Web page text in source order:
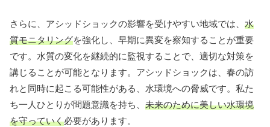
さらに、アシッドショックの影響を受けやすい地域では、 水
質モニタリングを強化し、早期に異変を察知することが重要
です。水質の変化を継続的に監視することで、適切な対策を
講じることが可能となります。アシッドショックは、春の訪
れと同時に起こる可能性がある、水環境への脅威です。私た
ち一人ひとりが問題意識を持ち、 未来のために美しい水環境
を守っていく必要があります。